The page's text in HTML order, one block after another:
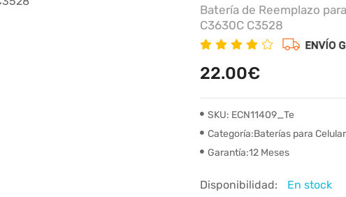
Batería de Reemplazo
C3630C C3528
22.00€
SKU: ECN11409_Te
Categoría:Baterías para
Garantía:12 Meses
Disponibilidad: En stock